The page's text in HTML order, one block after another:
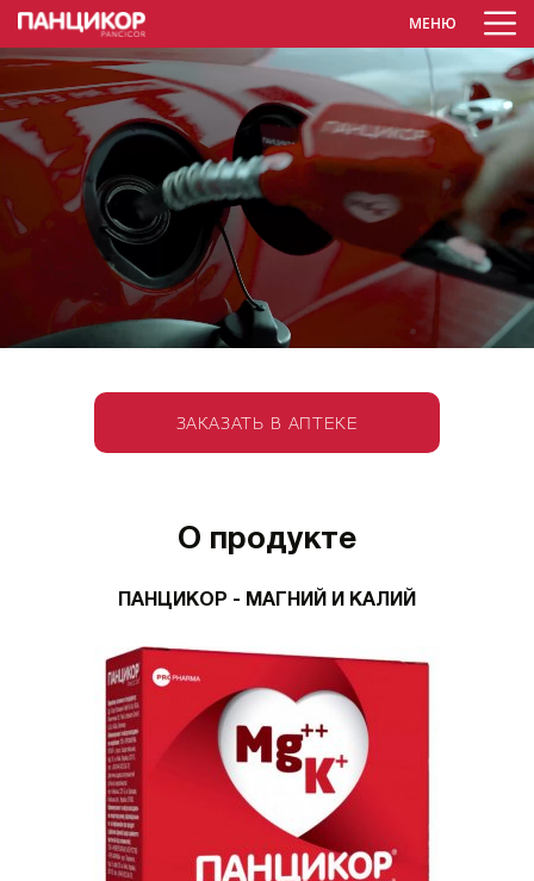
МЕНЮ
ЗАКАЗАТЬ В АПТЕКЕ
О продукте
ПАНЦИКОР - МАГНИЙ И КАЛИЙ